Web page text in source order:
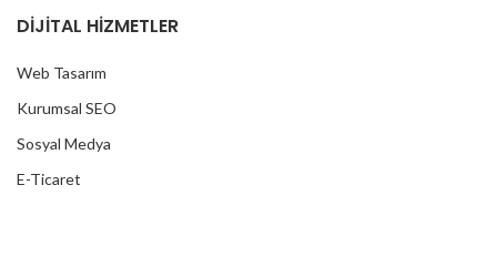
DİJİTAL HİZMETLER
Web Tasarım
Kurumsal SEO
Sosyal Medya
E-Ticaret